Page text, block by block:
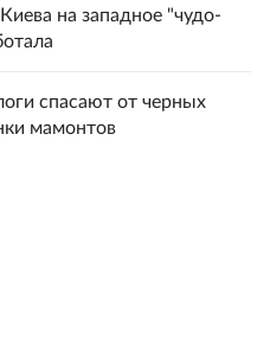
на западное "чудо-
спасают от черных
мамонтов